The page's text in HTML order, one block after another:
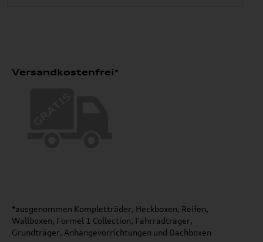
Versandkostenfrei*
*ausgenommen Kompletträder, Heckboxen, Reifen,
Wallboxen, Formel 1 Collection, Fahrradträger,
Grundträger, Anhängevorrichtungen und Dachboxen